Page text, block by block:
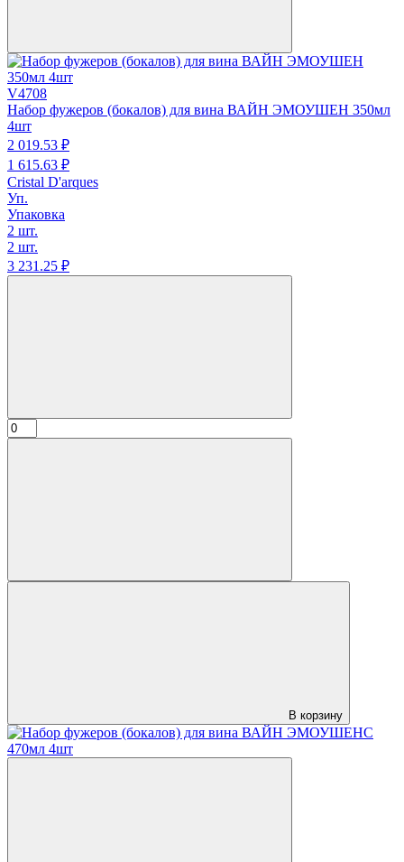
V4708
Набор фужеров (бокалов) для вина ВАЙН ЭМОУШЕН 350мл
4шт
2 019.53 ₽
1 615.63 ₽
Cristal D'arques
Уп.
Упаковка
2 шт.
2 шт.
3 231.25 ₽
В корзину